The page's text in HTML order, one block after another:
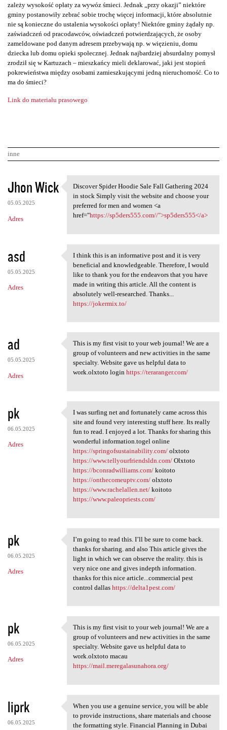
zależy wysokość opłaty za wywóz śmieci. Jednak „przy okazji” niektóre
gminy postanowiły zebrać sobie trochę więcej informacji, które absolutnie
nie są konieczne do ustalenia wysokości opłaty! Niektóre gminy żądały np.
zaświadczeń od pracodawców, oświadczeń potwierdzających, że osoby
zameldowane pod danym adresem przebywają np. w więzieniu, domu
dziecka lub domu opieki społecznej. Jednak najbardziej absurdalny pomysł
zrodził się w Kartuzach – mieszkańcy mieli deklarować, jaki jest stopień
pokrewieństwa między osobami zamieszkującymi jedną nieruchomość. Co to
ma do śmieci?
Link do materiału prasowego
inne
K
o
m
e
t
a
r
Jhon Wick
05.05.2025
Adres
Discover Spider Hoodie Sale
Discover Spider Hoodie Sale Fall Gathering 2024
in stock Simply visit the website and choose your
preferred for men and women <a
href="https://sp5ders555.com//">sp5ders555</a>
asd
05.05.2025
Adres
I think this is an
I think this is an informative post and it is very
beneficial and knowledgeable. Therefore, I would
like to thank you for the endeavors that you have
made in writing this article. All the content is
absolutely well-researched. Thanks...
https://jokermix.to/
ad
05.05.2025
Adres
This is my first visit to
This is my first visit to your web journal! We are a
group of volunteers and new activities in the same
specialty. Website gave us helpful data to
work.olxtoto login https://teraranger.com/
pk
06.05.2025
Adres
I was surfing net and
I was surfing net and fortunately came across this
site and found very interesting stuff here. Its really
fun to read. I enjoyed a lot. Thanks for sharing this
wonderful information.togel online
https://springofsustainability.com/olxtoto
https://www.tellyourfriendsldn.com/Olxtoto
https://bconradwilliams.com/koitoto
https://onthecomeuptv.com/olxtoto
https://www.rachelallen.net/koitoto
https://www.paleopriests.com/
pk
06.05.2025
Adres
I’m going to read this. I’ll
I’m going to read this. I’ll be sure to come back.
thanks for sharing. and also This article gives the
light in which we can observe the reality. this is
very nice one and gives indepth information.
thanks for this nice article...commercial pest
control dallas https://delta1pest.com/
pk
06.05.2025
Adres
This is my first visit to
This is my first visit to your web journal! We are a
group of volunteers and new activities in the same
specialty. Website gave us helpful data to
work.olxtoto macau
https://mail.meregalasunahora.org/
liprk
06.05.2025
When you use a genuine
When you use a genuine service, you will be able
to provide instructions, share materials and choose
the formatting style. Financial Planning in Dubai